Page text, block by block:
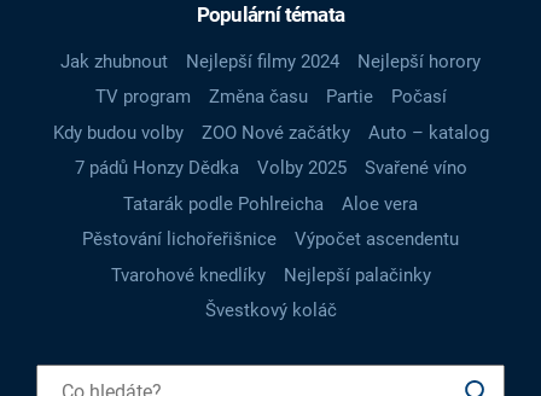
Populární témata
Jak zhubnout Nejlepší filmy 2024
Nejlepší horory
TV program
Změna času Partie
Počasí
Kdy budou volby
ZOO Nové začátky
Auto – katalog
7 pádů Honzy Dědka
Volby 2025
Svařené víno
Tatarák podle Pohlreicha
Aloe vera
Pěstování lichořeřišnice
Výpočet ascendentu
Tvarohové knedlíky
Nejlepší palačinky
Švestkový koláč